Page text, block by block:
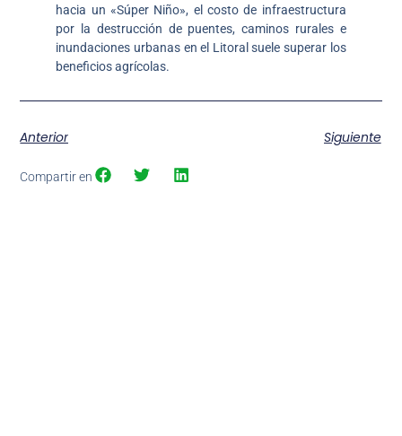
hacia un «Súper Niño», el costo de infraestructura
por la destrucción de puentes, caminos rurales e
inundaciones urbanas en el Litoral suele superar los
beneficios agrícolas.
Anterior Siguiente
Compartir en